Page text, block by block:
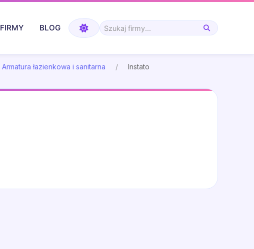
FIRMY BLOG
Armatura łazienkowa i sanitarna Instato